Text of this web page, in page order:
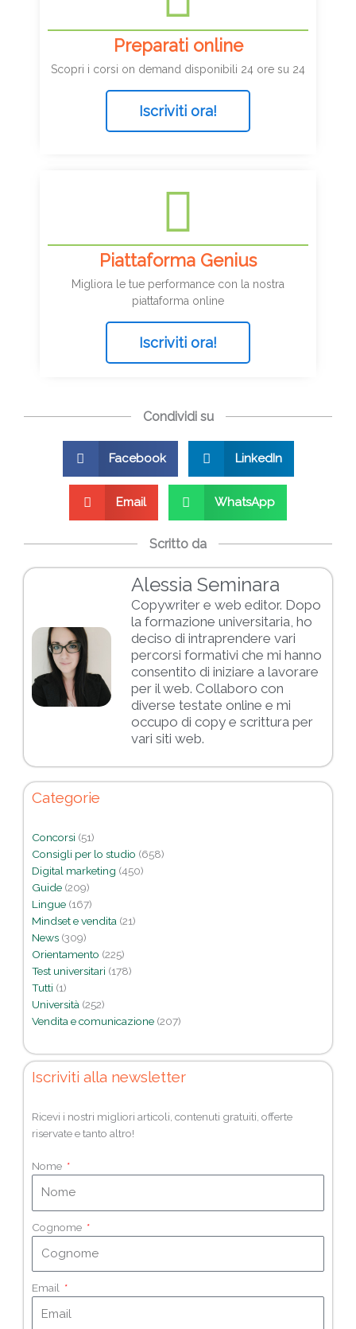
Preparati online
Scopri i corsi on demand disponibili 24 ore su 24
Iscriviti ora!
Piattaforma Genius
Migliora le tue performance con la nostra
piattaforma online
Iscriviti ora!
Condividi su
Facebook LinkedIn
Email WhatsApp
Scritto da
Alessia Seminara
Copywriter e web editor. Dopo
la formazione universitaria, ho
deciso di intraprendere vari
percorsi formativi che mi hanno
consentito di iniziare a lavorare
per il web. Collaboro con
diverse testate online e mi
occupo di copy e scrittura per
vari siti web.
Categorie
Concorsi (51)
Consigli per lo studio (658)
Digital marketing (450)
Guide (209)
Lingue (167)
Mindset e vendita (21)
News (309)
Orientamento (225)
Test universitari (178)
Tutti (1)
Università (252)
Vendita e comunicazione (207)
Iscriviti alla newsletter
Ricevi i nostri migliori articoli, contenuti gratuiti, offerte
riservate e tanto altro!
Nome
Cognome
Email